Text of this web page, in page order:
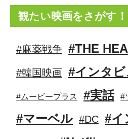
観たい映画をさがす！
#麻薬戦争 #THE
#韓国映画 #インタビ
#ムービープラス #実話 #
#マーベル #DC #イ